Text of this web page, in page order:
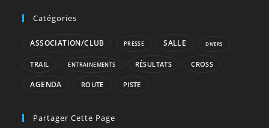
Catégories
ASSOCIATION/CLUB PRESSE SALLE DIVERS
TRAIL ENTRAINEMENTS RÉSULTATS CROSS
AGENDA ROUTE PISTE
Partager Cette Page